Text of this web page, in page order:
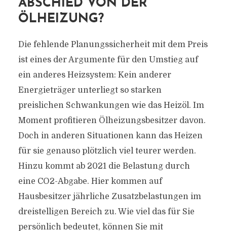
ABSCHIED VON DER
ÖLHEIZUNG?
Die fehlende Planungssicherheit mit dem Preis
ist eines der Argumente für den Umstieg auf
ein anderes Heizsystem: Kein anderer
Energieträger unterliegt so starken
preislichen Schwankungen wie das Heizöl. Im
Moment profitieren Ölheizungsbesitzer davon.
Doch in anderen Situationen kann das Heizen
für sie genauso plötzlich viel teurer werden.
Hinzu kommt ab 2021 die Belastung durch
eine CO2-Abgabe. Hier kommen auf
Hausbesitzer jährliche Zusatzbelastungen im
dreistelligen Bereich zu. Wie viel das für Sie
persönlich bedeutet, können Sie mit